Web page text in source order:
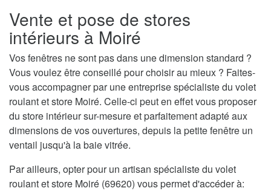
Vente et pose de stores
intérieurs à Moiré
Vos fenêtres ne sont pas dans une dimension standard ?
Vous voulez être conseillé pour choisir au mieux ? Faites-
vous accompagner par une entreprise spécialiste du volet
roulant et store Moiré. Celle-ci peut en effet vous proposer
du store intérieur sur-mesure et parfaitement adapté aux
dimensions de vos ouvertures, depuis la petite fenêtre un
ventail jusqu'à la baie vitrée.
Par ailleurs, opter pour un artisan spécialiste du volet
roulant et store Moiré (69620) vous permet d'accéder à: